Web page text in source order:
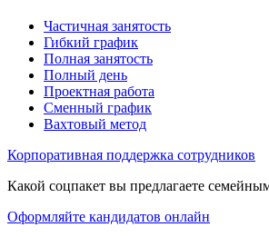
Частичная занятость
Гибкий график
Полная занятость
Полный день
Проектная работа
Сменный график
Вахтовый метод
Корпоративная поддержка сотрудников
Какой соцпакет вы предлагаете
Оформляйте кандидатов онлайн